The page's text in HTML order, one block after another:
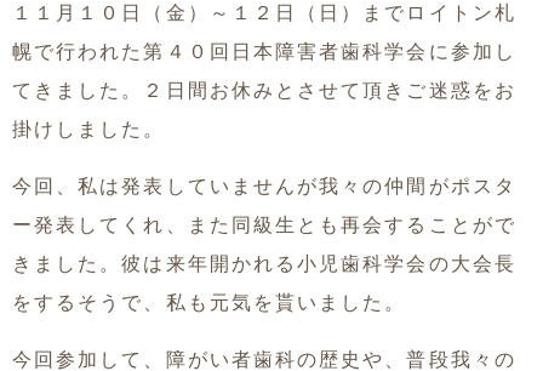
１１月１０日（金）～１２日（日）までロイトン札
幌で行われた第４０回日本障害者歯科学会に参加し
てきました。２日間お休みとさせて頂きご迷惑をお
掛けしました。
今回、私は発表していませんが我々の仲間がポスタ
ー発表してくれ、また同級生とも再会することがで
きました。彼は来年開かれる小児歯科学会の大会長
をするそうで、私も元気を貰いました。
今回参加して、障がい者歯科の歴史や、普段我々の